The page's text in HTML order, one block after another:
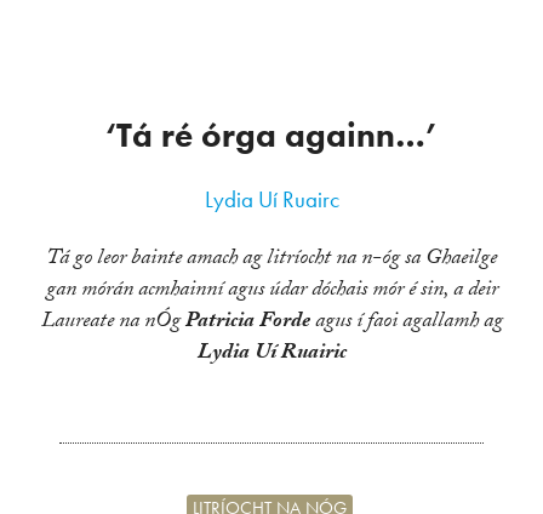
‘Tá ré órga againn…’
Lydia Uí Ruairc
Tá go leor bainte amach ag litríocht na n-óg sa Ghaeilge
gan mórán acmhainní agus údar dóchais mór é sin, a deir
Laureate na nÓgPatricia Fordeagus í faoi agallamh ag
Lydia Uí Ruairic
LITRÍOCHT NA NÓG